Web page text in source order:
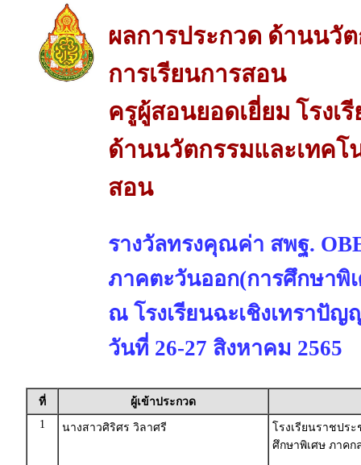
ผลการประกวด ด้านนวั
การเรียนการสอน
ครูผู้สอนยอดเยี่ยม โรงเ
ด้านนวัตกรรมและเทคโ
สอน
รางวัลทรงคุณค่า สพฐ.
ภาคตะวันออก(การศึกษาพิ
ณ โรงเรียนฉะเชิงเทราปัญ
วันที่ 26-27 สิงหาคม 2565
ที่
ผู้เข้าประกวด
1
นางสาวศิริศร วิลาศรี
โรงเรียนราชปร
ศึกษาพิเศษ ภาคก